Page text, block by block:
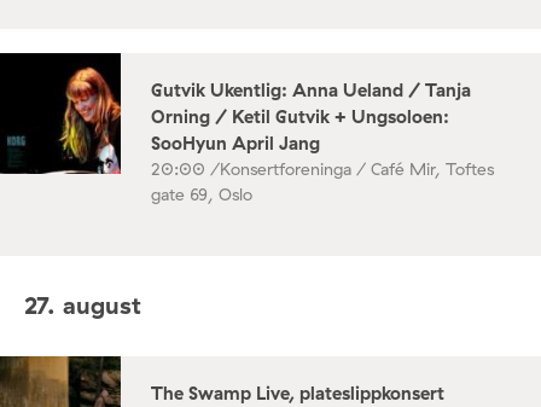
Gutvik Ukentlig: Anna Ueland / Tanja
Orning / Ketil Gutvik + Ungsoloen:
SooHyun April Jang
20:00 /Konsertforeninga / Café Mir, Toftes
gate 69, Oslo
27. august
The Swamp Live, plateslippkonsert